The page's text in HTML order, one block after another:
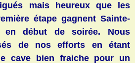
mais heureux que les
étape gagnent Sainte-
en début de soirée. Nous
de nos efforts en étant
cave bien fraiche pour un